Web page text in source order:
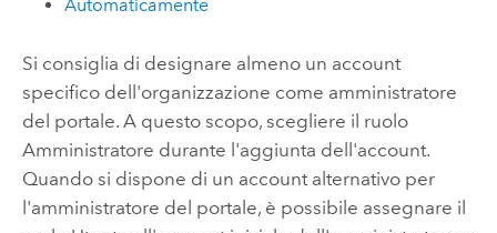
Automaticamente
Si consiglia di designare almeno un account
specifico dell'organizzazione come amministratore
del portale. A questo scopo, scegliere il ruolo
Amministratore durante l'aggiunta dell'account.
Quando si dispone di un account alternativo per
l'amministratore del portale, è possibile assegnare il